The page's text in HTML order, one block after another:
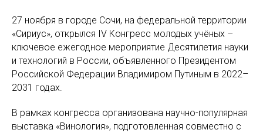
27 ноября в городе Сочи, на федеральной территории
«Сириус», открылся IV Конгресс молодых учёных –
ключевое ежегодное мероприятие Десятилетия науки
и технологий в России, объявленного Президентом
Российской Федерации Владимиром Путиным в 2022–
2031 годах.
В рамках конгресса организована научно-популярная
выставка «Винология», подготовленная совместно с